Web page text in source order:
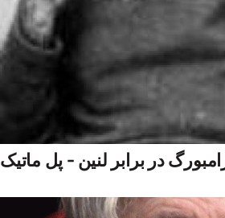
در برابر لنين - پل ماتيک